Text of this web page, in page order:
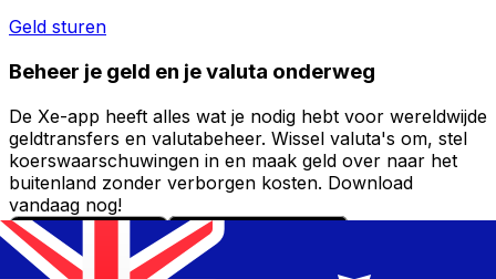
Geld sturen
Beheer je geld en je valuta onderweg
De Xe-app heeft alles wat je nodig hebt voor wereldwijde
geldtransfers en valutabeheer. Wissel valuta's om, stel
koerswaarschuwingen in en maak geld over naar het
buitenland zonder verborgen kosten. Download
vandaag nog!